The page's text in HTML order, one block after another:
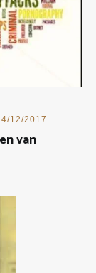
12/2017
van